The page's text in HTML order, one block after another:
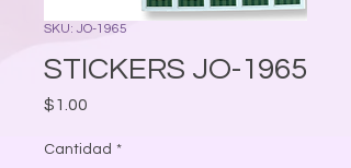
SKU: JO-1965
STICKERS JO-1965
$1.00
Cantidad *